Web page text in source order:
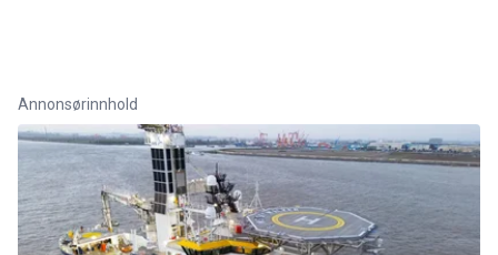
Annonsørinnhold